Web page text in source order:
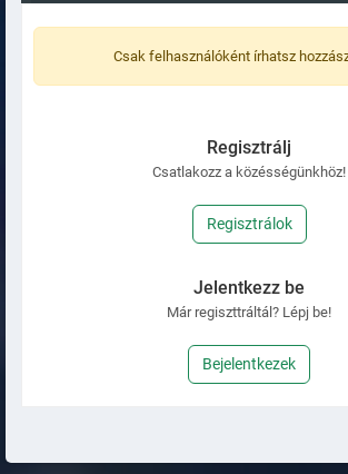
Csak felhasználóként írhatsz
Regisztrálj
Csatlakozz a közésségünkhöz!
Regisztrálok
Jelentkezz be
Már regiszttráltál? Lépj be!
Bejelentkezek